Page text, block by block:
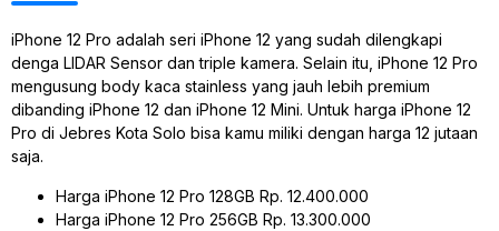
iPhone 12 Pro adalah seri iPhone 12 yang sudah dilengkapi
denga LIDAR Sensor dan triple kamera. Selain itu, iPhone 12 Pro
mengusung body kaca stainless yang jauh lebih premium
dibanding iPhone 12 dan iPhone 12 Mini. Untuk harga iPhone 12
Pro di Jebres Kota Solo bisa kamu miliki dengan harga 12 jutaan
saja.
Harga iPhone 12 Pro 128GB Rp. 12.400.000
Harga iPhone 12 Pro 256GB Rp. 13.300.000